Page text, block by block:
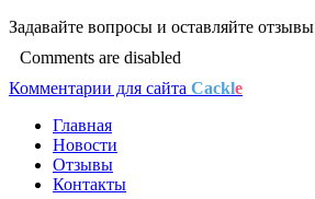
Задавайте вопросы и оставляйте отзывы
Comments are disabled
Комментарии для сайта Cackle
Главная
Новости
Отзывы
Контакты